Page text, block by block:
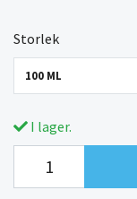
Storlek
100 ML
I lager.